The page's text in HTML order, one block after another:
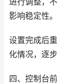
影响稳定性。
设置完成后
化情况，逐
四、控制台